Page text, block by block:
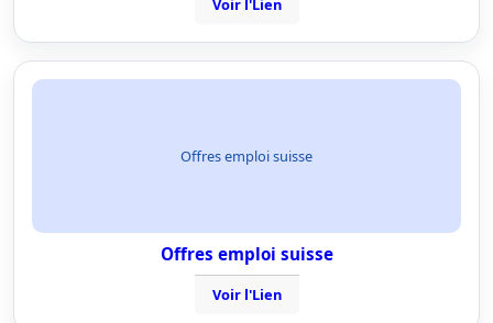
Voir l'Lien
Offres emploi suisse
Offres emploi suisse
Voir l'Lien